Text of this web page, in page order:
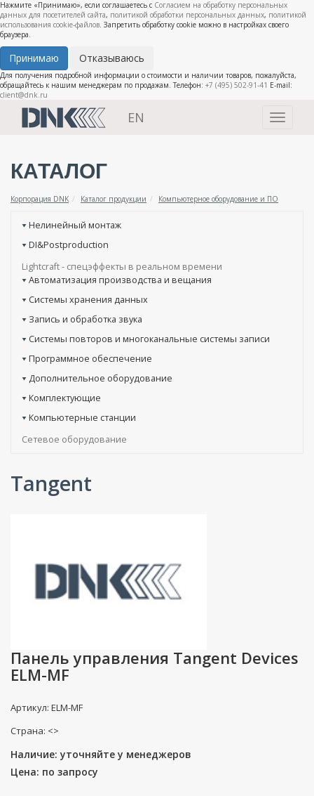
Нажмите «Принимаю», если соглашаетесь с Согласием на обработку персональных
данных для посетителей сайта, политикой обработки персональных данных, политикой
использования cookie-файлов. Запретить обработку cookie можно в настройках своего
браузера.
Принимаю Отказываюсь
Для получения подробной информации о стоимости и наличии товаров, пожалуйста,
обращайтесь к нашим менеджерам по продажам. Телефон: +7 (495) 502-91-41 E-mail:
client@dnk.ru
Toggle
EN
КАТАЛОГ
Корпорация DNK Каталог продукции Компьютерное оборудование и ПО
Нелинейный монтаж
DI&Postproduction
Lightcraft - cпецэффекты в реальном времени
Автоматизация производства и вещания
Системы хранения данных
Запись и обработка звука
Системы повторов и многоканальные системы записи
Программное обеспечение
Дополнительное оборудование
Комплектующие
Компьютерные станции
Сетевое оборудование
Tangent
Панель управления Tangent Devices
ELM-MF
Артикул: ELM-MF
Страна: <>
Наличие: уточняйте у менеджеров
Цена: по запросу